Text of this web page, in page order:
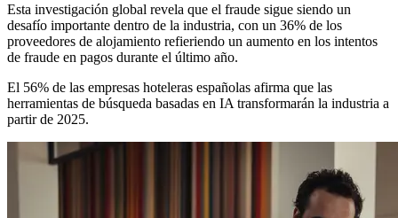
Esta investigación global revela que el fraude sigue siendo un
desafío importante dentro de la industria, con un 36% de los
proveedores de alojamiento refieriendo un aumento en los intentos
de fraude en pagos durante el último año.
El 56% de las empresas hoteleras españolas afirma que las
herramientas de búsqueda basadas en IA transformarán la industria a
partir de 2025.